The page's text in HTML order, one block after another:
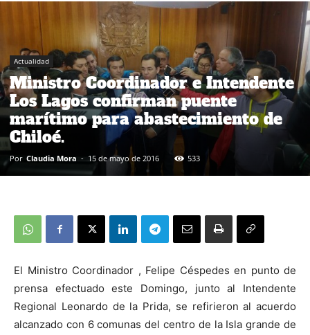
Actualidad
Ministro Coordinador e Intendente
Los Lagos confirman puente
marítimo para abastecimiento de
Chiloé.
Por Claudia Mora - 15 de mayo de 2016 533
El Ministro Coordinador , Felipe Céspedes en punto de
prensa efectuado este Domingo, junto al Intendente
Regional Leonardo de la Prida, se refirieron al acuerdo
alcanzado con 6 comunas del centro de la Isla grande de